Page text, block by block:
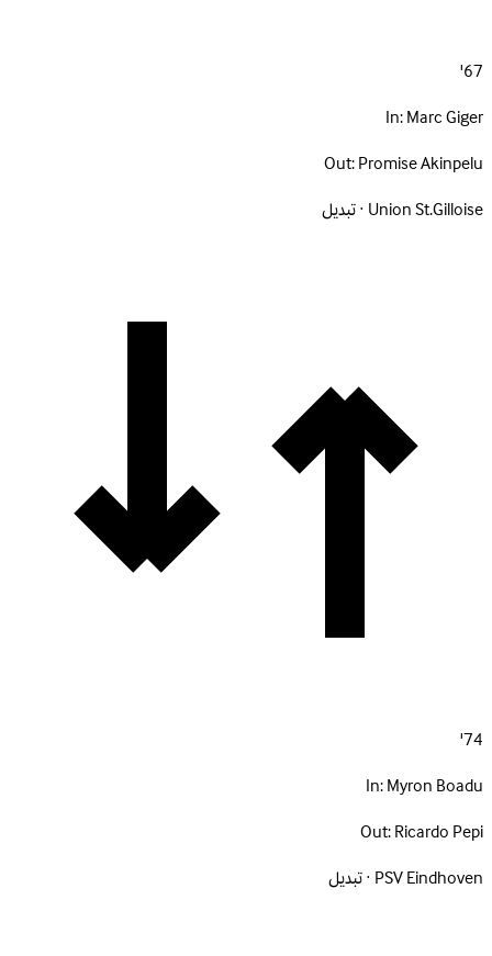
67'
In:Marc Giger
Out:Promise Akinpelu
Union St.Gilloise · تبديل
74'
In:Myron Boadu
Out:Ricardo Pepi
PSV Eindhoven · تبديل